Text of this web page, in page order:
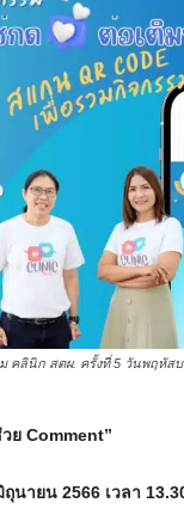
คลินิก สตผ. ครั้งที่ 5 วันพฤหัส
ย Comment”
ายน 2566 เวลา